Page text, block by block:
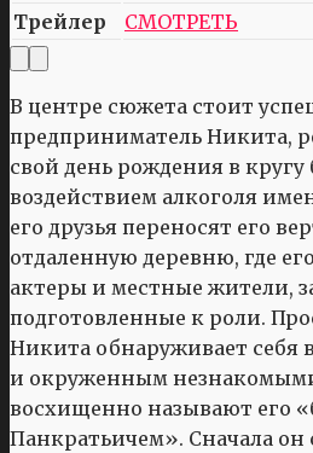
Трейлер
СМОТРЕТЬ
В центре сюжета стоит
предприниматель Никита,
свой день рождения в кругу
воздействием алкоголя
его друзья переносят его
отдаленную деревню, где
актеры и местные жители,
подготовленные к роли.
Никита обнаруживает себя
и окруженным
восхищенно называют его
Панкратьичем». Сначала он